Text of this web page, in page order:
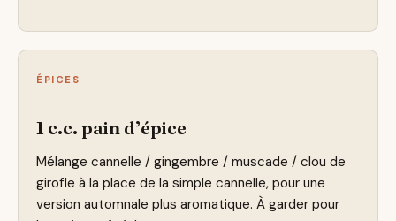
ÉPICES
1 c.c. pain d’épice
Mélange cannelle / gingembre / muscade / clou de
girofle à la place de la simple cannelle, pour une
version automnale plus aromatique. À garder pour